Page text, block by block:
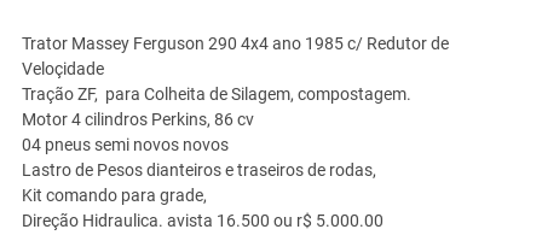
Trator Massey Ferguson 290 4x4 ano 1985 c/ Redutor de
Veloçidade
Tração ZF, para Colheita de Silagem, compostagem.
Motor 4 cilindros Perkins, 86 cv
04 pneus semi novos novos
Lastro de Pesos dianteiros e traseiros de rodas,
Kit comando para grade,
Direção Hidraulica. avista 16.500 ou r$ 5.000.00